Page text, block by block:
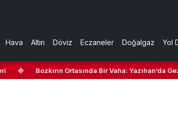
Hava Altın Döviz Eczaneler Doğalgaz Yol
◆ Bozkırın Ortasında Bir Vaha: Yazıhan’da